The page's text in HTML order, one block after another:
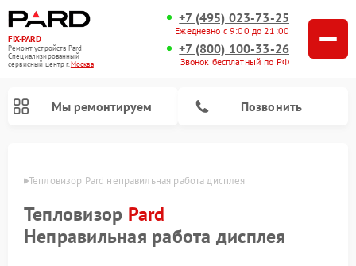
FIX-PARD
Ремонт устройств Pard
Специализированный
cервисный центр г.Москва
+7 (495) 023-73-25
Ежедневно с 9:00 до 21:00
+7 (800) 100-33-26
Звонок бесплатный по РФ
Мы ремонтируем Позвонить
Тепловизор Pard неправильная работа дисплея
Тепловизор Pard
Неправильная работа дисплея